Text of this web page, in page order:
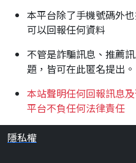
本平台除了手機號碼外
可以回報任何資料
不管是詐騙訊息、推薦
題，皆可在此匿名提出。
本站聲明任何回報訊息
平台不負任何法律責任
隱私權